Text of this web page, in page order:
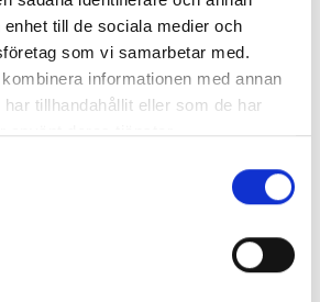
till de sociala medier och
som vi samarbetar med.
informationen med annan
tillhandahållit eller som de har
använt deras tjänster.
mellan
dagspresscheferna